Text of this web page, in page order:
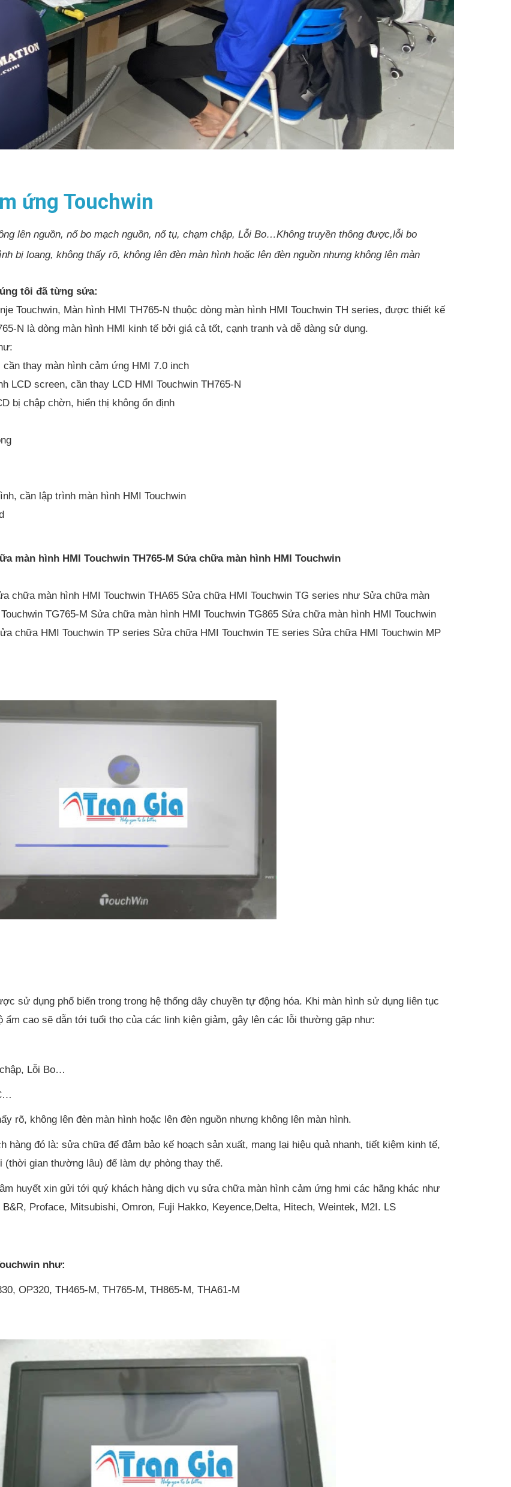
ứng Touchwin
lên nguồn, nổ bo mạch nguồn, nổ tụ, chạm chập, Lỗi Bo…Không truyền thông được,lỗi bo
bị loang, không thấy rõ, không lên đèn màn hình hoặc lên đèn nguồn nhưng không lên màn
tôi đã từng sửa:
Touchwin, Màn hình HMI TH765-N thuộc dòng màn hình HMI Touchwin TH series, được thiết kế
N là dòng màn hình HMI kinh tế bởi giá cả tốt, cạnh tranh và dễ dàng sử dụng.
thay màn hình cảm ứng HMI 7.0 inch
LCD screen, cần thay LCD HMI Touchwin TH765-N
bị chập chờn, hiển thị không ổn định
cần lập trình màn hình HMI Touchwin
màn hình HMI Touchwin TH765-M Sửa chữa màn hình HMI Touchwin
chữa màn hình HMI Touchwin THA65 Sửa chữa HMI Touchwin TG series như Sửa chữa màn
TG765-M Sửa chữa màn hình HMI Touchwin TG865 Sửa chữa màn hình HMI Touchwin
chữa HMI Touchwin TP series Sửa chữa HMI Touchwin TE series Sửa chữa HMI Touchwin MP
sử dụng phổ biến trong trong hệ thống dây chuyền tự động hóa. Khi màn hình sử dụng liên tục
cao sẽ dẫn tới tuổi thọ của các linh kiện giảm, gây lên các lỗi thường gặp như:
Lỗi Bo…
rõ, không lên đèn màn hình hoặc lên đèn nguồn nhưng không lên màn hình.
hàng đó là: sửa chữa để đảm bảo kế hoạch sản xuất, mang lại hiệu quả nhanh, tiết kiệm kinh tế,
gian thường lâu) để làm dự phòng thay thế.
huyết xin gửi tới quý khách hàng dịch vụ sửa chữa màn hình cảm ứng hmi các hãng khác như
Proface, Mitsubishi, Omron, Fuji Hakko, Keyence,Delta, Hitech, Weintek, M2I. LS
như:
OP320, TH465-M, TH765-M, TH865-M, THA61-M